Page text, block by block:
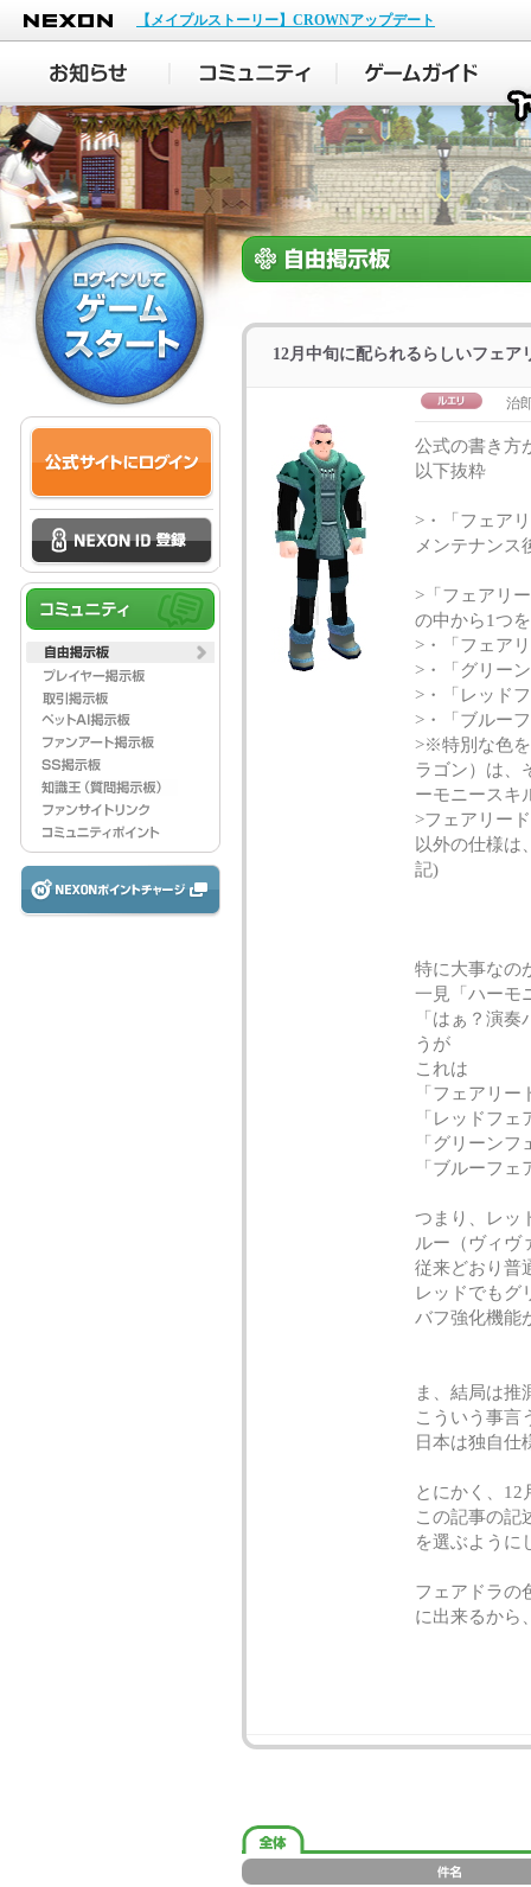
NEXON
【メイプルストーリー】CROWNアップデート
12月中旬に配られるらしいフェア
治
公式の書き方
以下抜粋
>・「フェア
メンテナンス
>「フェアリ
の中から1つ
>・「フェア
>・「グリー
>・「レッド
>・「ブルー
>※特別な色
ラゴン）は、
ーモニースキ
>フェアリー
以外の仕様は
記)
特に大事なの
一見「ハーモ
「はぁ？演
うが
これは
「フェアリ
「レッドフ
「グリーン
「ブルーフ
つまり、レッ
ルー（ヴィヴ
従来どおり普
レッドでもグ
バフ強化機能
ま、結局は推
こういう事言
日本は独自仕
とにかく、12
この記事の記
を選ぶように
フェアドラの
に出来るから